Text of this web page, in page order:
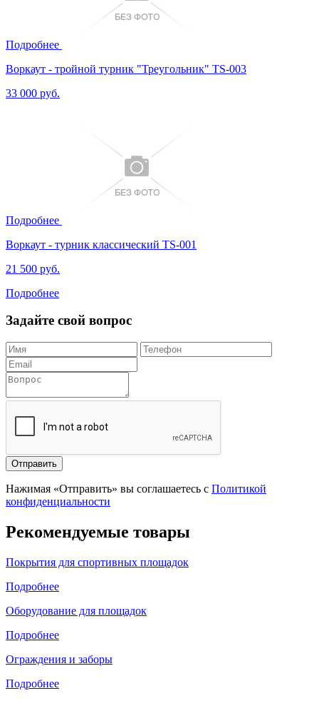
Подробнее
Воркаут - тройной турник "Треугольник" TS-003
33 000 руб.
Подробнее
Воркаут - турник классический TS-001
21 500 руб.
Подробнее
Задайте свой вопрос
Отправить
Нажимая «Отправить» вы соглашаетесь с Политикой
конфиденциальности
Рекомендуемые товары
Покрытия для спортивных площадок
Подробнее
Оборудование для площадок
Подробнее
Ограждения и заборы
Подробнее